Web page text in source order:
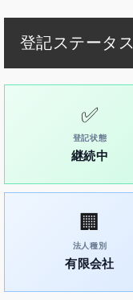
登記ステータス
✅
登記状態
継続中
🏢
法人種別
有限会社